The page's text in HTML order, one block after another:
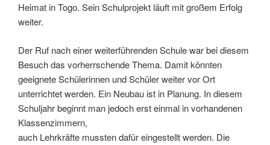
Heimat in Togo. Sein Schulprojekt läuft mit großem Erfolg
weiter.
Der Ruf nach einer weiterführenden Schule war bei diesem
Besuch das vorherrschende Thema. Damit könnten
geeignete Schülerinnen und Schüler weiter vor Ort
unterrichtet werden. Ein Neubau ist in Planung. In diesem
Schuljahr beginnt man jedoch erst einmal in vorhandenen
Klassenzimmern,
auch Lehrkräfte mussten dafür eingestellt werden. Die